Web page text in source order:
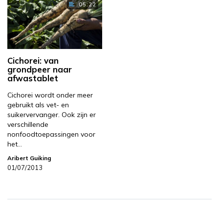
05:22
Cichorei: van
grondpeer naar
afwastablet
Cichorei wordt onder meer
gebruikt als vet- en
suikervervanger. Ook zijn er
verschillende
nonfoodtoepassingen voor
het…
Aribert Guiking
01/07/2013